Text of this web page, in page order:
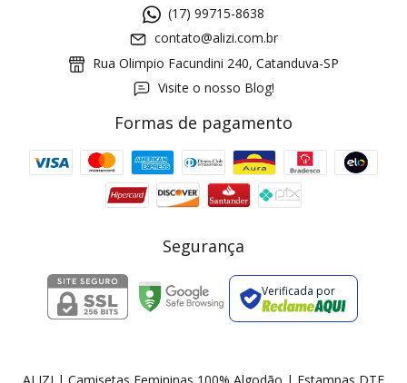
(17) 99715-8638
contato@alizi.com.br
Rua Olimpio Facundini 240, Catanduva-SP
Visite o nosso Blog!
Formas de pagamento
Segurança
Verificada por
Cupom 1a compra: GANHE5
2 pecas 7% OFF